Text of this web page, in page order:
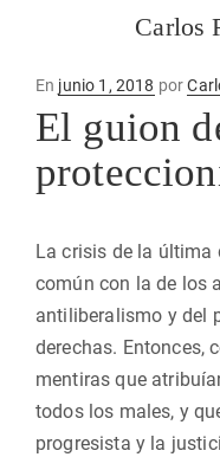
Carlos
En Publicado
en
junio 1, 2018 por
El guion
La crisis de la última
común con la de los
antiliberalismo y del
derechas. Entonces,
mentiras que
todos los males, y
progresista y la